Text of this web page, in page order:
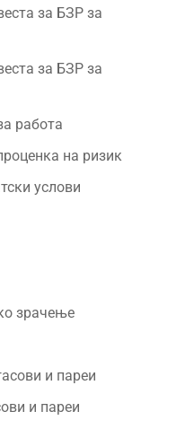
за БЗР за
за БЗР за
работа
на ризик
услови
зрачење
и пареи
и пареи